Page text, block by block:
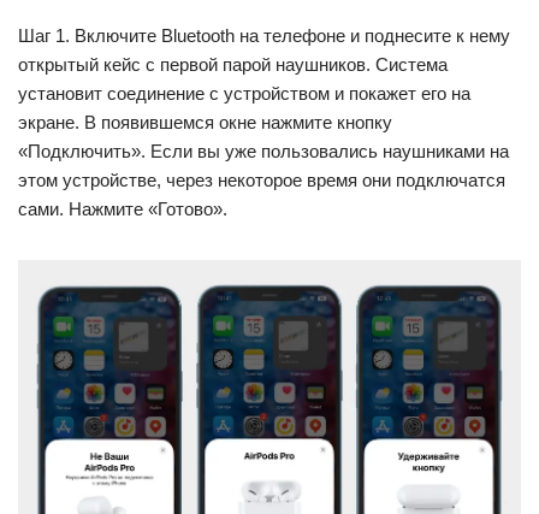
Шаг 1. Включите Bluetooth на телефоне и поднесите к нему
открытый кейс с первой парой наушников. Система
установит соединение с устройством и покажет его на
экране. В появившемся окне нажмите кнопку
«Подключить». Если вы уже пользовались наушниками на
этом устройстве, через некоторое время они подключатся
сами. Нажмите «Готово».